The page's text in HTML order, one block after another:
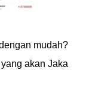
mudah?
akan Jaka